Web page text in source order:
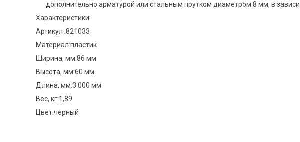
дополнительно арматурой или стальным прутком диаметром 8 мм, в
Характеристики:
Артикул :821033
Материал:пластик
Ширина, мм:86 мм
Высота, мм:60 мм
Длина, мм:3 000 мм
Вес, кг:1,89
Цвет:черный